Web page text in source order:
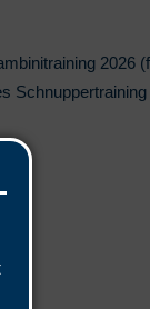
2026 (f